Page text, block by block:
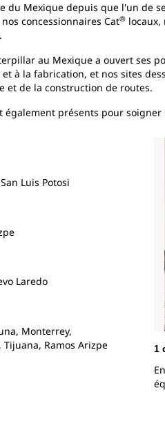
du Mexique depuis que l'un de
concessionnaires Cat®
au Mexique a ouvert ses
à la fabrication, et nos sites
et de la construction de routes.
également présents pour
San Luis Potosi
Laredo
Monterrey,
Tijuana, Ramos Arizpe
1